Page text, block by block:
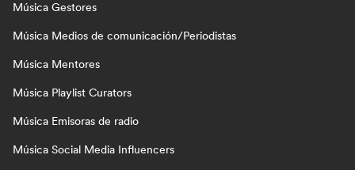
Música Gestores
Música Medios de comunicación/Periodistas
Música Mentores
Música Playlist Curators
Música Emisoras de radio
Música Social Media Influencers